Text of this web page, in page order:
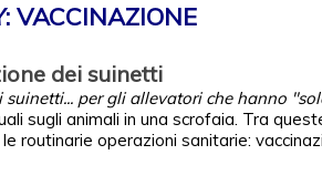
VACCINAZIONE
dei suinetti
per gli allevatori che hanno
sugli animali in una scrofaia. Tra
routinarie operazioni sanitarie: